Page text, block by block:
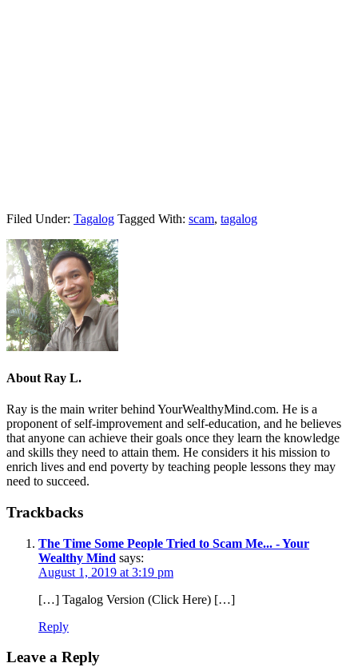
Filed Under: Tagalog Tagged With: scam, tagalog
About Ray L.
Ray is the main writer behind YourWealthyMind.com. He is a
proponent of self-improvement and self-education, and he believes
that anyone can achieve their goals once they learn the knowledge
and skills they need to attain them. He considers it his mission to
enrich lives and end poverty by teaching people lessons they may
need to succeed.
Trackbacks
The Time Some People Tried to Scam Me... - Your
Wealthy Mind says:
August 1, 2019 at 3:19 pm
[…] Tagalog Version (Click Here) […]
Reply
Leave a Reply